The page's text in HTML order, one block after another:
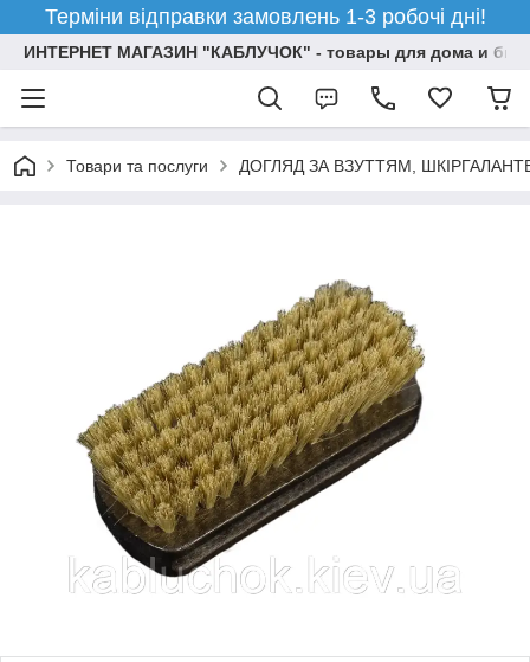
Терміни відправки замовлень 1-3 робочі дні!
ИНТЕРНЕТ МАГАЗИН "КАБЛУЧОК" - товары для дома и
Товари та послуги ДОГЛЯД ЗА ВЗУТТЯМ,